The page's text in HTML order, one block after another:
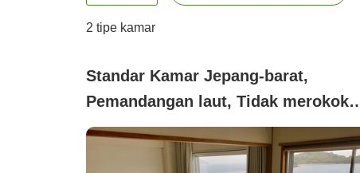
2 tipe kamar
Standar Kamar Jepang-barat,
Pemandangan laut, Tidak merokok
(Bebas asap rokok◆Standar◆Kamar
gaya Jepang dan